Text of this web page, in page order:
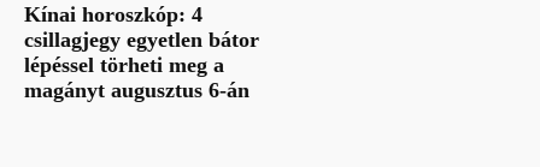
Kínai horoszkóp: 4
csillagjegy egyetlen bátor
lépéssel törheti meg a
magányt augusztus 6-án